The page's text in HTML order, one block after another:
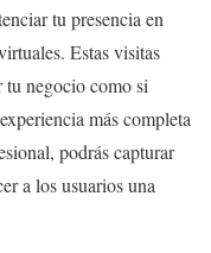
tu presencia en
Estas visitas
tu negocio como si
más completa
podrás capturar
a los usuarios una